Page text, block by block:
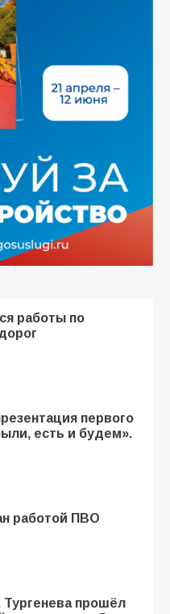
работы по
первого
есть и будем».
работой ПВО
прошёл